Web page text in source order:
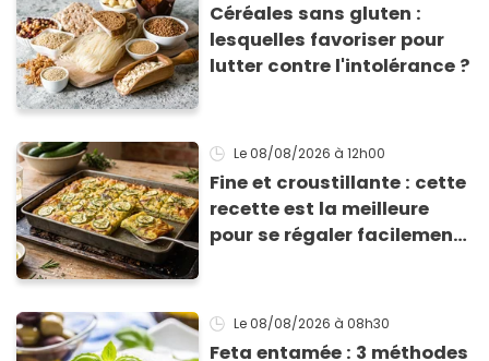
Céréales sans gluten :
lesquelles favoriser pour
lutter contre l'intolérance ?
Le 08/08/2026 à 12h00
Fine et croustillante : cette
recette est la meilleure
pour se régaler facilement
Le 08/08/2026 à 08h30
Feta entamée : 3 méthodes